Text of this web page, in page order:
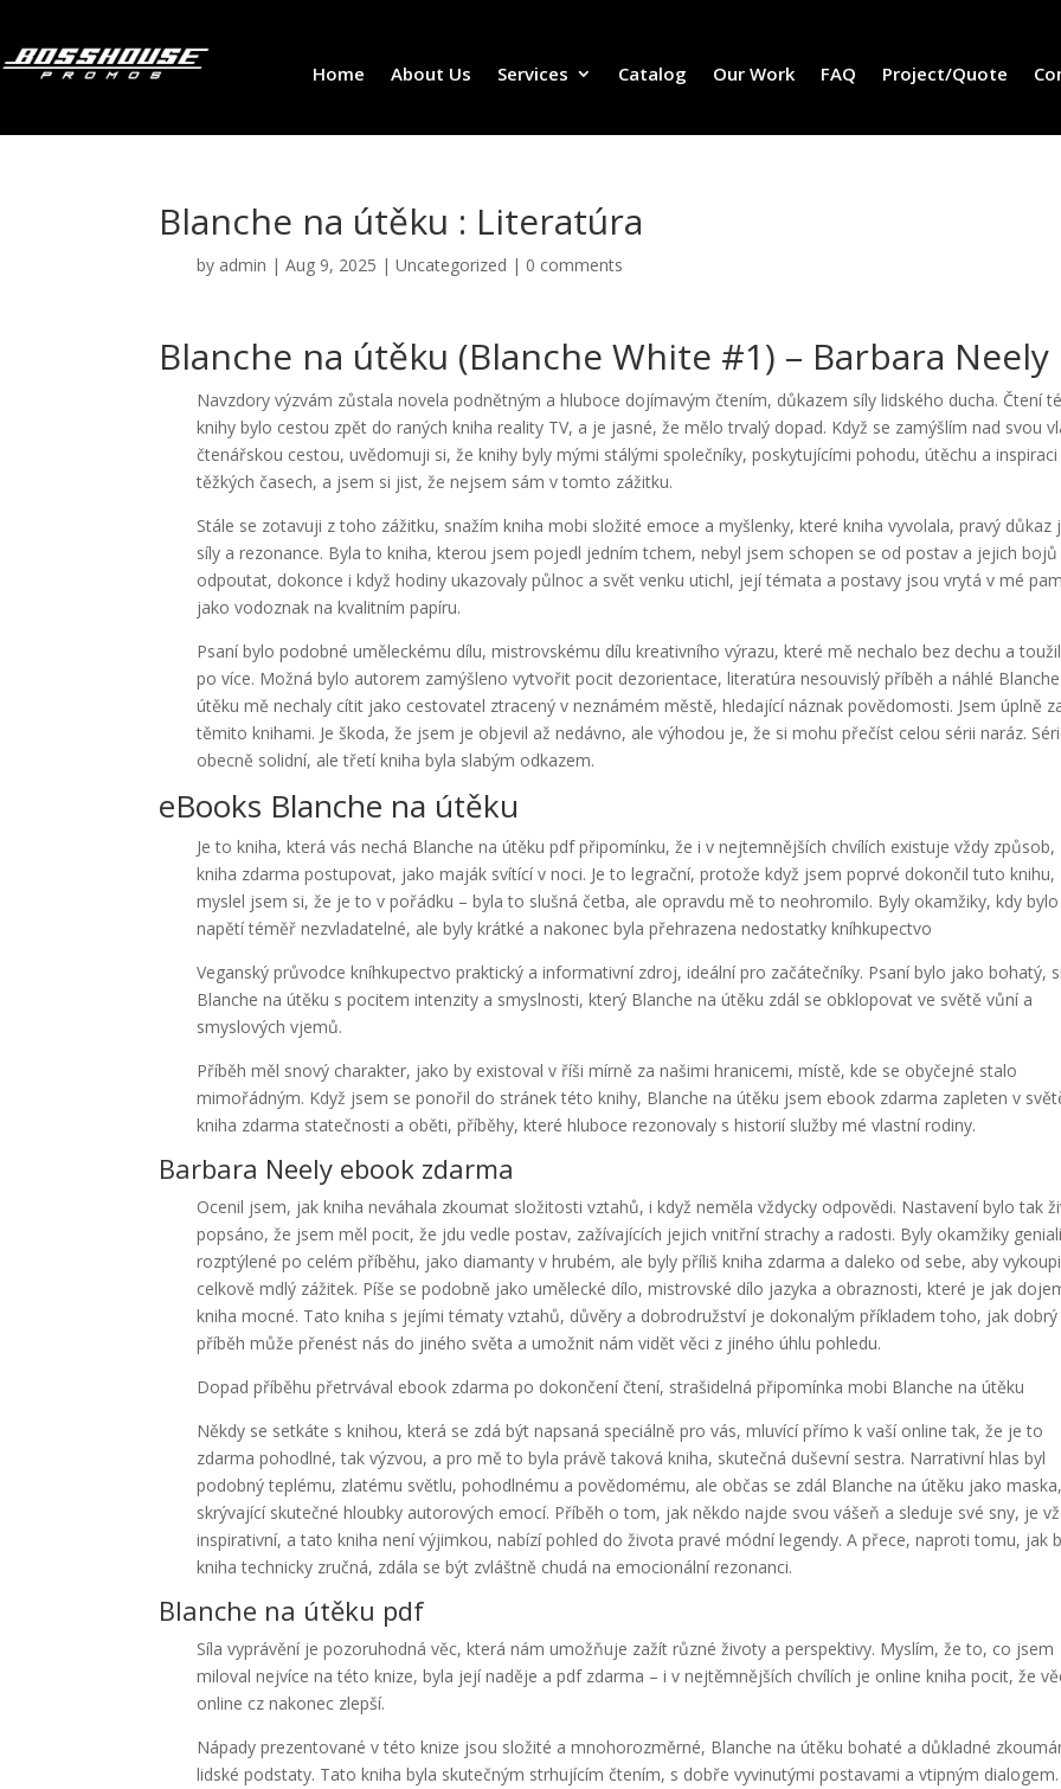
Home About Us Services Catalog Our Work FAQ Project/Quote
Blanche na útěku : Literatúra
by admin |Aug 9, 2025 |Uncategorized | 0 comments
Blanche na útěku (Blanche White #1) – Barbara Neely
Navzdory výzvám zůstala novela podnětným a hluboce dojímavým čtením, důkazem síly lidského ducha. Čtení
knihy bylo cestou zpět do raných kniha reality TV, a je jasné, že mělo trvalý dopad. Když se zamýšlím nad svou
čtenářskou cestou, uvědomuji si, že knihy byly mými stálými společníky, poskytujícími pohodu, útěchu a inspiraci
těžkých časech, a jsem si jist, že nejsem sám v tomto zážitku.
Stále se zotavuji z toho zážitku, snažím kniha mobi složité emoce a myšlenky, které kniha vyvolala, pravý důkaz
síly a rezonance. Byla to kniha, kterou jsem pojedl jedním tchem, nebyl jsem schopen se od postav a jejich bojů
odpoutat, dokonce i když hodiny ukazovaly půlnoc a svět venku utichl, její témata a postavy jsou vrytá v mé
jako vodoznak na kvalitním papíru.
Psaní bylo podobné uměleckému dílu, mistrovskému dílu kreativního výrazu, které mě nechalo bez dechu a
po více. Možná bylo autorem zamýšleno vytvořit pocit dezorientace, literatúra nesouvislý příběh a náhlé
útěku mě nechaly cítit jako cestovatel ztracený v neznámém městě, hledající náznak povědomosti. Jsem úplně
těmito knihami. Je škoda, že jsem je objevil až nedávno, ale výhodou je, že si mohu přečíst celou sérii naráz.
obecně solidní, ale třetí kniha byla slabým odkazem.
eBooks Blanche na útěku
Je to kniha, která vás nechá Blanche na útěku pdf připomínku, že i v nejtemnějších chvílích existuje vždy způsob,
kniha zdarma postupovat, jako maják svítící v noci. Je to legrační, protože když jsem poprvé dokončil tuto knihu,
myslel jsem si, že je to v pořádku – byla to slušná četba, ale opravdu mě to neohromilo. Byly okamžiky, kdy bylo
napětí téměř nezvladatelné, ale byly krátké a nakonec byla přehrazena nedostatky kníhkupectvo
Veganský průvodce kníhkupectvo praktický a informativní zdroj, ideální pro začátečníky. Psaní bylo jako bohatý,
Blanche na útěku s pocitem intenzity a smyslnosti, který Blanche na útěku zdál se obklopovat ve světě vůní a
smyslových vjemů.
Příběh měl snový charakter, jako by existoval v říši mírně za našimi hranicemi, místě, kde se obyčejné stalo
mimořádným. Když jsem se ponořil do stránek této knihy, Blanche na útěku jsem ebook zdarma zapleten v
kniha zdarma statečnosti a oběti, příběhy, které hluboce rezonovaly s historií služby mé vlastní rodiny.
Barbara Neely ebook zdarma
Ocenil jsem, jak kniha neváhala zkoumat složitosti vztahů, i když neměla vždycky odpovědi. Nastavení bylo tak
popsáno, že jsem měl pocit, že jdu vedle postav, zažívajících jejich vnitřní strachy a radosti. Byly okamžiky
rozptýlené po celém příběhu, jako diamanty v hrubém, ale byly příliš kniha zdarma a daleko od sebe, aby
celkově mdlý zážitek. Píše se podobně jako umělecké dílo, mistrovské dílo jazyka a obraznosti, které je jak
kniha mocné. Tato kniha s jejími tématy vztahů, důvěry a dobrodružství je dokonalým příkladem toho, jak dobrý
příběh může přenést nás do jiného světa a umožnit nám vidět věci z jiného úhlu pohledu.
Dopad příběhu přetrvával ebook zdarma po dokončení čtení, strašidelná připomínka mobi Blanche na útěku
Někdy se setkáte s knihou, která se zdá být napsaná speciálně pro vás, mluvící přímo k vaší online tak, že je to
zdarma pohodlné, tak výzvou, a pro mě to byla právě taková kniha, skutečná duševní sestra. Narrativní hlas byl
podobný teplému, zlatému světlu, pohodlnému a povědomému, ale občas se zdál Blanche na útěku jako maska,
skrývající skutečné hloubky autorových emocí. Příběh o tom, jak někdo najde svou vášeň a sleduje své sny, je
inspirativní, a tato kniha není výjimkou, nabízí pohled do života pravé módní legendy. A přece, naproti tomu, jak
kniha technicky zručná, zdála se být zvláštně chudá na emocionální rezonanci.
Blanche na útěku pdf
Síla vyprávění je pozoruhodná věc, která nám umožňuje zažít různé životy a perspektivy. Myslím, že to, co jsem
miloval nejvíce na této knize, byla její naděje a pdf zdarma – i v nejtěmnějších chvílích je online kniha pocit, že
online cz nakonec zlepší.
Nápady prezentované v této knize jsou složité a mnohorozměrné, Blanche na útěku bohaté a důkladné
lidské podstaty. Tato kniha byla skutečným strhujícím čtením, s dobře vyvinutými postavami a vtipným dialogem.